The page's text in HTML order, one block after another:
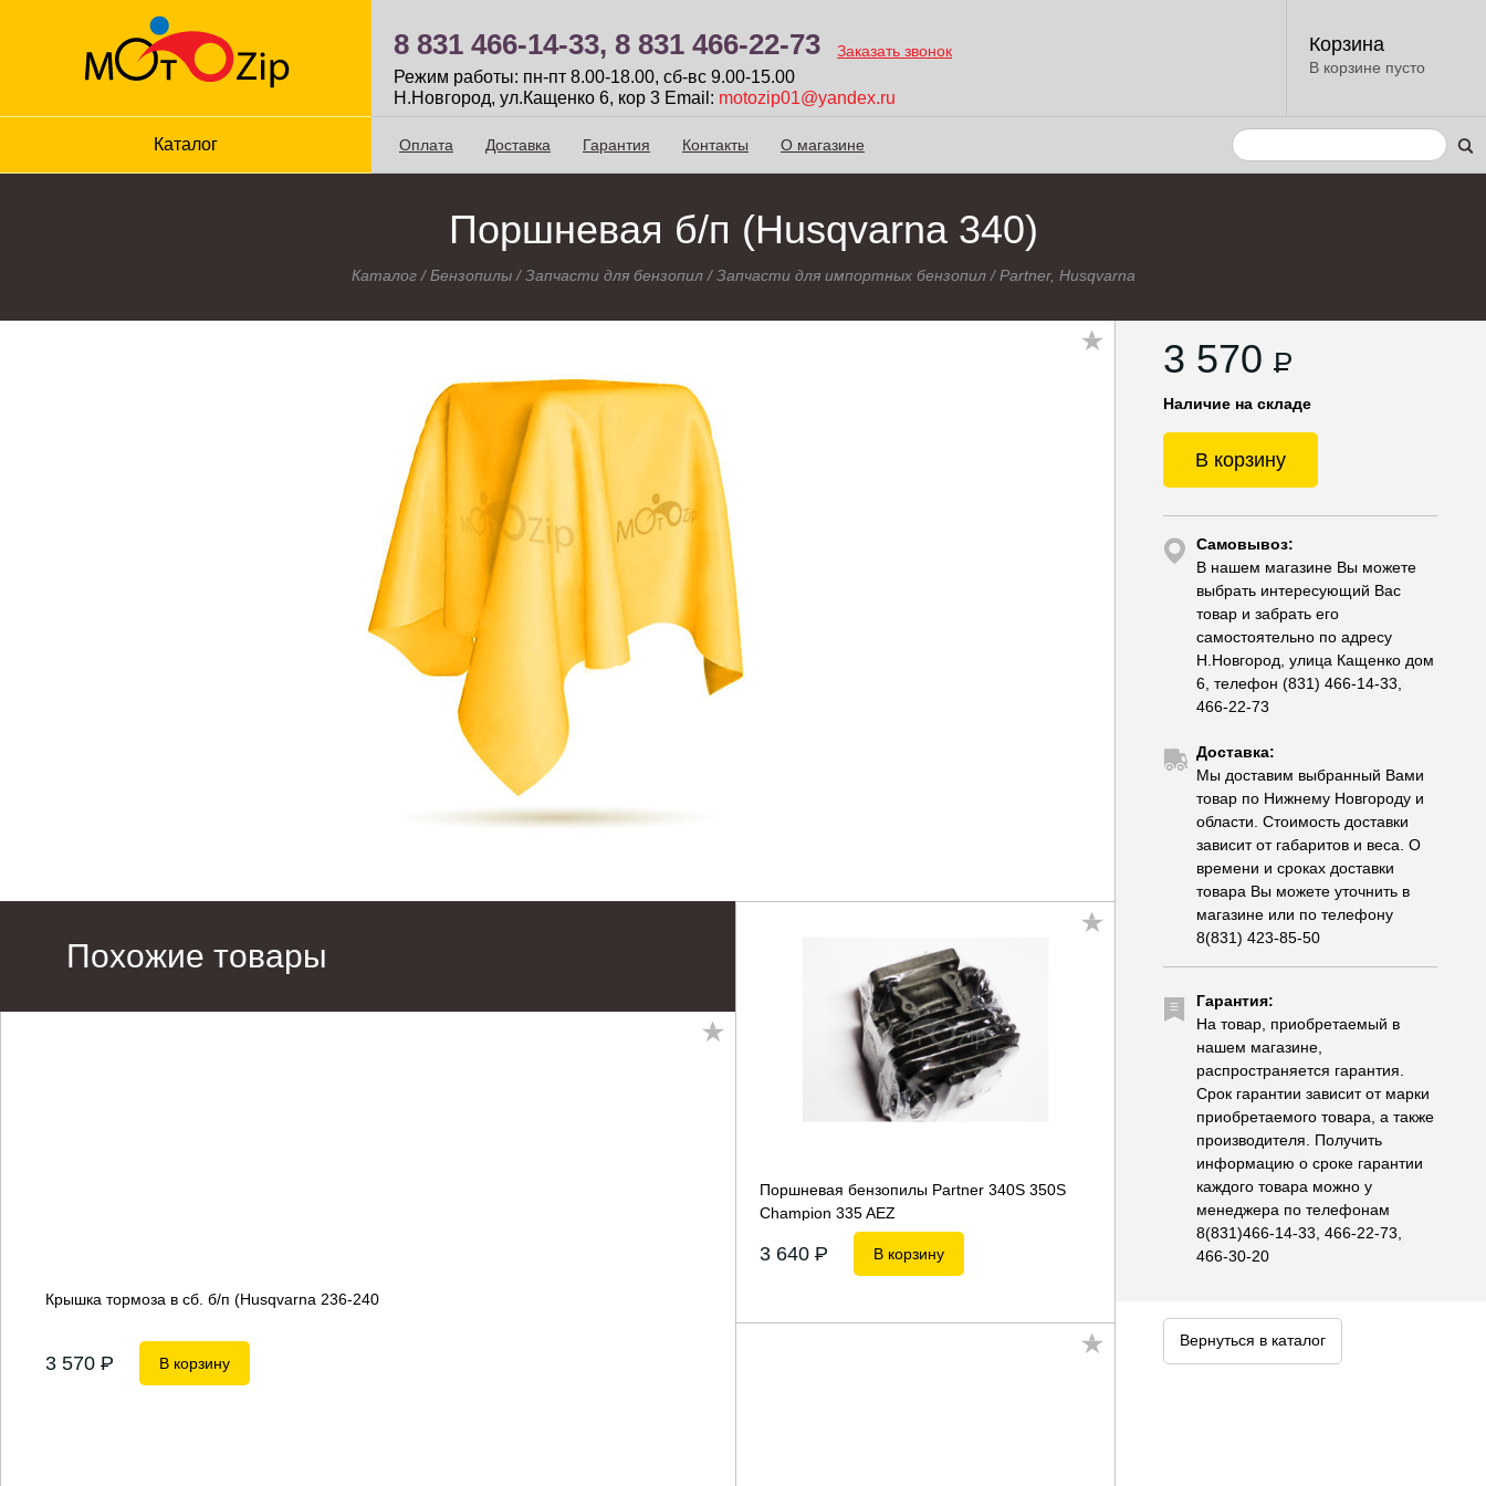
8 831 466-14-33, 8 831 466-22-73 Заказать звонок
Режим работы: пн-пт 8.00-18.00, сб-вc 9.00-15.00
Н.Новгород, ул.Кащенко 6, кор 3 Email: motozip01@yandex.ru
Корзина
В корзине пусто
Каталог Оплата Доставка Гарантия Контакты О магазине
Поршневая б/п (Husqvarna 340)
Каталог/Бензопилы/Запчасти для бензопил/Запчасти для импортных бензопил/Partner, Husqvarna
3 570 P
Наличие на складе
В корзину
Самовывоз:
В нашем магазине Вы можете
выбрать интересующий Вас
товар и забрать его
самостоятельно по адресу
Н.Новгород, улица Кащенко дом
6, телефон (831) 466-14-33,
466-22-73
Доставка:
Мы доставим выбранный Вами
товар по Нижнему Новгороду и
области. Стоимость доставки
зависит от габаритов и веса. О
времени и сроках доставки
товара Вы можете уточнить в
магазине или по телефону
8(831) 423-85-50
Гарантия:
На товар, приобретаемый в
нашем магазине,
распространяется гарантия.
Срок гарантии зависит от марки
приобретаемого товара, а также
производителя. Получить
информацию о сроке гарантии
каждого товара можно у
менеджера по телефонам
8(831)466-14-33, 466-22-73,
466-30-20
Вернуться в каталог
Похожие товары
Крышка тормоза в сб. б/п (Husqvarna 236-240
3 570 P В корзину
Поршневая бензопилы Partner 340S 350S
Champion 335 AEZ
3 640 P В корзину